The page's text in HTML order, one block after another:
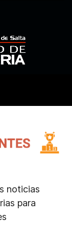
noticias
para